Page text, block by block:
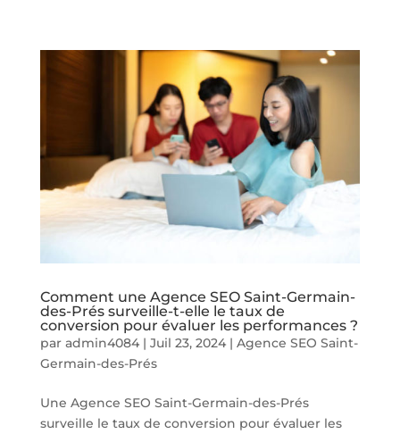
Comment une Agence SEO Saint-Germain-
des-Prés surveille-t-elle le taux de
conversion pour évaluer les performances ?
par admin4084| Juil 23, 2024| Agence SEO Saint-
Germain-des-Prés
Une Agence SEO Saint-Germain-des-Prés
surveille le taux de conversion pour évaluer les